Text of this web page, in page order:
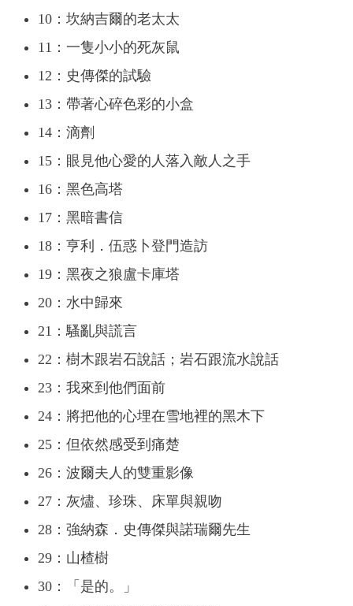
10：坎納吉爾的老太太
11：一隻小小的死灰鼠
12：史傳傑的試驗
13：帶著心碎色彩的小盒
14：滴劑
15：眼見他心愛的人落入敵人之手
16：黑色高塔
17：黑暗書信
18：亨利．伍惑卜登門造訪
19：黑夜之狼盧卡庫塔
20：水中歸來
21：騷亂與謊言
22：樹木跟岩石說話；岩石跟流水說話
23：我來到他們面前
24：將把他的心埋在雪地裡的黑木下
25：但依然感受到痛楚
26：波爾夫人的雙重影像
27：灰燼、珍珠、床單與親吻
28：強納森．史傳傑與諾瑞爾先生
29：山楂樹
30：「是的。」